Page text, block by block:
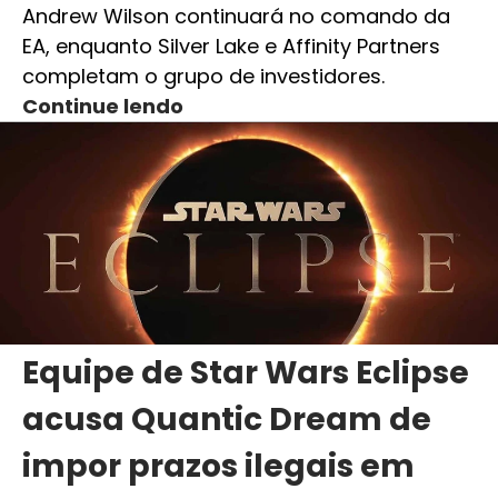
Andrew Wilson continuará no comando da
EA, enquanto Silver Lake e Affinity Partners
completam o grupo de investidores.
Continue lendo
Equipe de Star Wars Eclipse
acusa Quantic Dream de
impor prazos ilegais em